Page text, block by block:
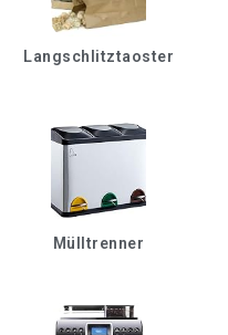
Langschlitztaoster
Mülltrenner